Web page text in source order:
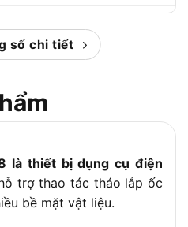
chỉnh tốc độ 2 cấp, đảo chiều,
dụng
khẩu đa dạng
số chi tiết
là thiết bị dụng cụ điện
trợ thao tác tháo lắp ốc
bề mặt vật liệu.